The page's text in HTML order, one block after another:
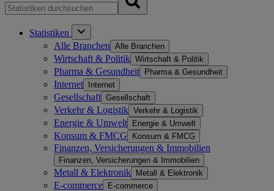
Statistiken
Alle Branchen Alle Branchen
Wirtschaft & Politik Wirtschaft & Politik
Pharma & Gesundheit Pharma & Gesundheit
Internet Internet
Gesellschaft Gesellschaft
Verkehr & Logistik Verkehr & Logistik
Energie & Umwelt Energie & Umwelt
Konsum & FMCG Konsum & FMCG
Finanzen, Versicherungen & Immobilien
Finanzen, Versicherungen & Immobilien
Metall & Elektronik Metall & Elektronik
E-commerce E-commerce